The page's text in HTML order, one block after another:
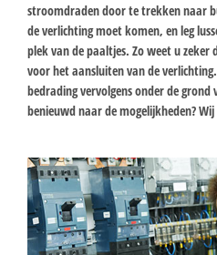
stroomdraden door te trekken naar
de verlichting moet komen, en leg
plek van de paaltjes. Zo weet u
voor het aansluiten van de
bedrading vervolgens onder de
benieuwd naar de mogelijkheden?